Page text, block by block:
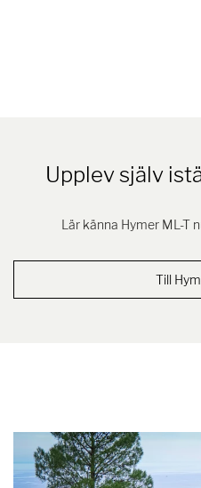
Upplev själv
Lär känna Hymer ML-T
Till